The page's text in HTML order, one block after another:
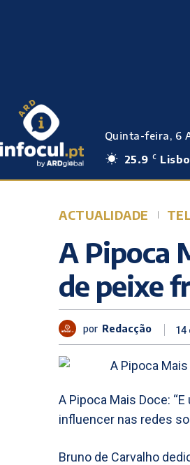
Quinta-feira, 6
25.9 C
ACTUALIDADE
A Pipoca
de peixe
por Redacção 14
A Pipoca Mais Doce:
influencer nas redes
Bruno de Carvalho